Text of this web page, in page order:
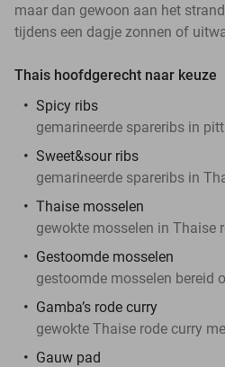
maar dan gewoon aan het
tijdens een dagje zonnen of
Thais hoofdgerecht naar keuze
Spicy ribs
gemarineerde spareribs in
Sweet&sour ribs
gemarineerde spareribs in
Thaise mosselen
gewokte mosselen in Thaise
Gestoomde mosselen
gestoomde mosselen bereid
Gamba’s rode curry
gewokte Thaise rode curry
Gauw pad